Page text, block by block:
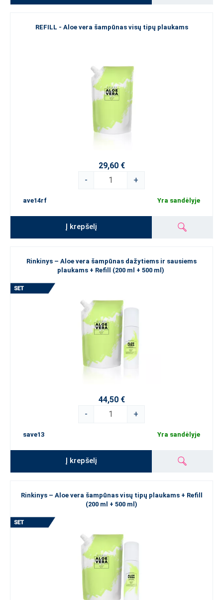
REFILL - Aloe vera šampūnas visų tipų plaukams
29,60 €
-
+
ave14rf Yra sandėlyje
Į krepšelį
Rinkinys – Aloe vera šampūnas dažytiems ir sausiems
plaukams + Refill (200 ml + 500 ml)
44,50 €
-
+
save13 Yra sandėlyje
Į krepšelį
Rinkinys – Aloe vera šampūnas visų tipų plaukams + Refill
(200 ml + 500 ml)